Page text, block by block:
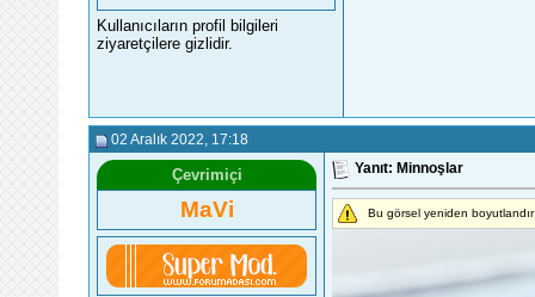
Kullanıcıların profil bilgileri
ziyaretçilere gizlidir.
02 Aralık 2022 , 17:18
Çevrimiçi
MaVi
Yanıt: Minnoşlar
Bu görsel yeniden